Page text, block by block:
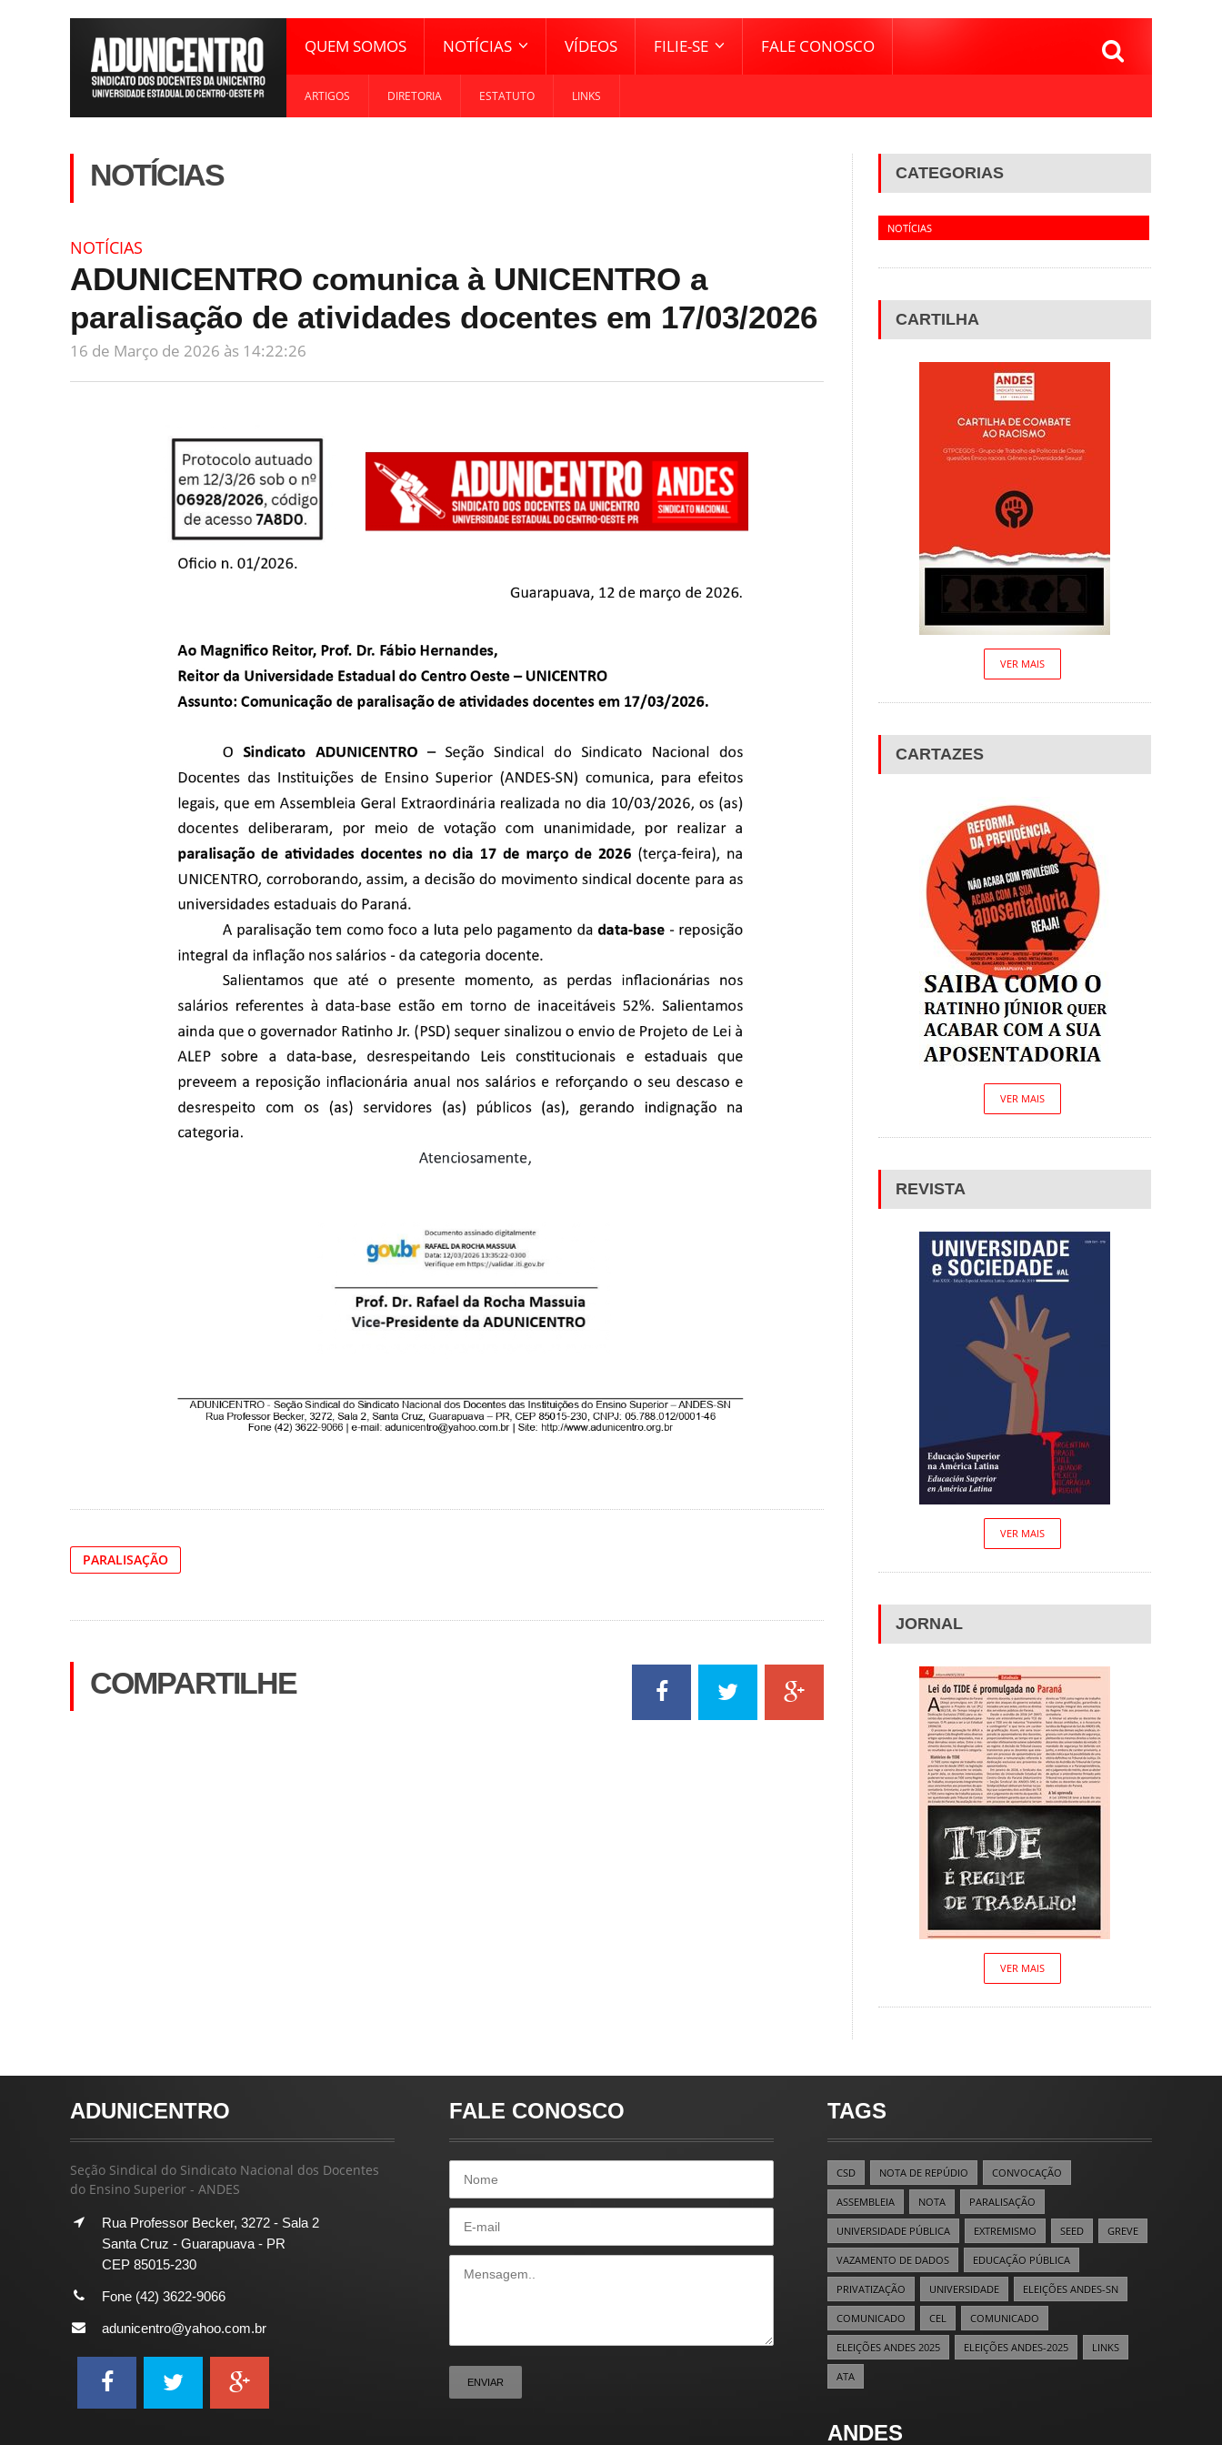
QUEM SOMOS NOTÍCIAS VÍDEOS FILIE-SE FALE CONOSCO
ARTIGOS DIRETORIA ESTATUTO LINKS
NOTÍCIAS
NOTÍCIAS
ADUNICENTRO comunica à UNICENTRO a
paralisação de atividades docentes em 17/03/2026
16 de Março de 2026 às 14:22:26
PARALISAÇÃO
COMPARTILHE
CATEGORIAS
NOTÍCIAS
CARTILHA
VER MAIS
CARTAZES
VER MAIS
REVISTA
VER MAIS
JORNAL
VER MAIS
ADUNICENTRO
Seção Sindical do Sindicato Nacional dos Docentes
do Ensino Superior - ANDES
Rua Professor Becker, 3272 - Sala 2
Santa Cruz - Guarapuava - PR
CEP 85015-230
Fone (42) 3622-9066
adunicentro@yahoo.com.br
FALE CONOSCO TAGS
CSD NOTA DE REPÚDIO CONVOCAÇÃO
ASSEMBLEIA NOTA PARALISAÇÃO
UNIVERSIDADE PÚBLICA EXTREMISMO SEED GREVE
VAZAMENTO DE DADOS EDUCAÇÃO PÚBLICA
PRIVATIZAÇÃO UNIVERSIDADE ELEIÇÕES ANDES-SN
COMUNICADO CEL COMUNICADO
ELEIÇÕES ANDES 2025 ELEIÇÕES ANDES-2025 LINKS
ATA
ANDES